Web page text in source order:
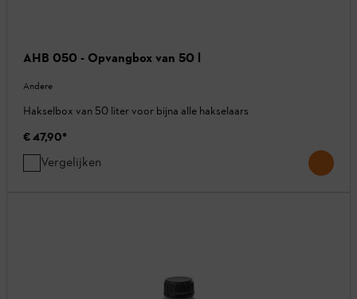
AHB 050 - Opvangbox van 50 l
Andere
Hakselbox van 50 liter voor bijna alle hakselaars
€ 47,90*
Vergelijken